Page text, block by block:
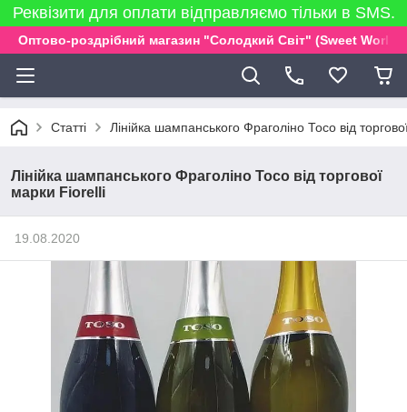
Реквізити для оплати відправляємо тільки в SMS.
Оптово-роздрібний магазин "Солодкий Світ" (Sweet World)
Статті Лінійка шампанського Фраголіно Тосо від
Лінійка шампанського Фраголіно Тосо від торгової
марки Fiorelli
19.08.2020